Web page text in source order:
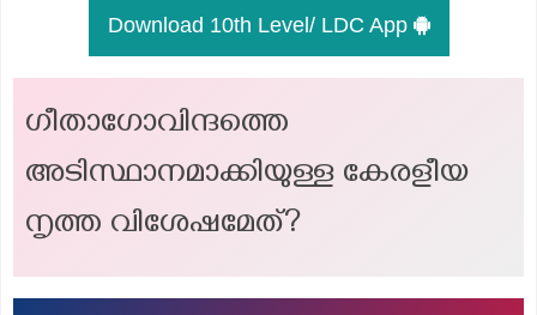
Download 10th Level/ LDC App
ഗീതാഗോവിന്ദത്തെ
അടിസ്ഥാനമാക്കിയുള്ള കേരളീയ
നൃത്ത വിശേഷമേത്?